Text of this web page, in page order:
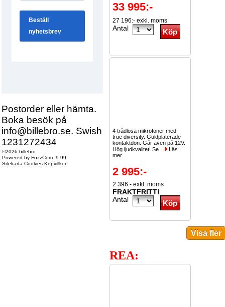
Postorder eller hämta.
Boka besök på
info@billebro.se. Swish
1231272434
©2026 billebro
Powered by FozzCom 9.99
Sitekarta Cookies Köpvillkor
33 995:-
27 196:- exkl. moms
Antal
4 trådlösa mikrofoner med
true diversity. Guldpläterade
kontaktdon. Går även på 12V.
Hög ljudkvalitet! Se...
Läs
mer
2 995:-
2 396:- exkl. moms
FRAKTFRITT!
Antal
REA: